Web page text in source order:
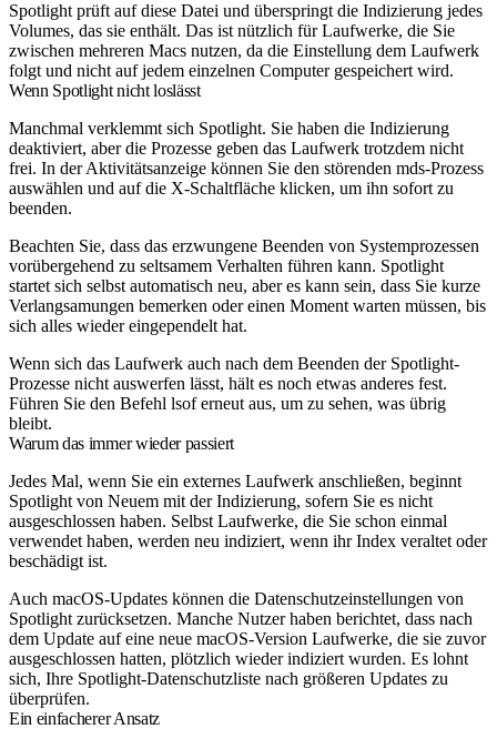
Spotlight prüft auf diese Datei und überspringt die Indizierung jedes
Volumes, das sie enthält. Das ist nützlich für Laufwerke, die Sie
zwischen mehreren Macs nutzen, da die Einstellung dem Laufwerk
folgt und nicht auf jedem einzelnen Computer gespeichert wird.
Wenn Spotlight nicht loslässt
Manchmal verklemmt sich Spotlight. Sie haben die Indizierung
deaktiviert, aber die Prozesse geben das Laufwerk trotzdem nicht
frei. In der Aktivitätsanzeige können Sie den störenden mds-Prozess
auswählen und auf die X-Schaltfläche klicken, um ihn sofort zu
beenden.
Beachten Sie, dass das erzwungene Beenden von Systemprozessen
vorübergehend zu seltsamem Verhalten führen kann. Spotlight
startet sich selbst automatisch neu, aber es kann sein, dass Sie kurze
Verlangsamungen bemerken oder einen Moment warten müssen, bis
sich alles wieder eingependelt hat.
Wenn sich das Laufwerk auch nach dem Beenden der Spotlight-
Prozesse nicht auswerfen lässt, hält es noch etwas anderes fest.
Führen Sie den Befehl lsoferneut aus, um zu sehen, was übrig
bleibt.
Warum das immer wieder passiert
Jedes Mal, wenn Sie ein externes Laufwerk anschließen, beginnt
Spotlight von Neuem mit der Indizierung, sofern Sie es nicht
ausgeschlossen haben. Selbst Laufwerke, die Sie schon einmal
verwendet haben, werden neu indiziert, wenn ihr Index veraltet oder
beschädigt ist.
Auch macOS-Updates können die Datenschutzeinstellungen von
Spotlight zurücksetzen. Manche Nutzer haben berichtet, dass nach
dem Update auf eine neue macOS-Version Laufwerke, die sie zuvor
ausgeschlossen hatten, plötzlich wieder indiziert wurden. Es lohnt
sich, Ihre Spotlight-Datenschutzliste nach größeren Updates zu
überprüfen.
Ein einfacherer Ansatz